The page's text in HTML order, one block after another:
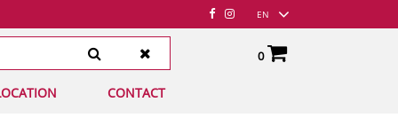
EN
0
Total: CONTACT